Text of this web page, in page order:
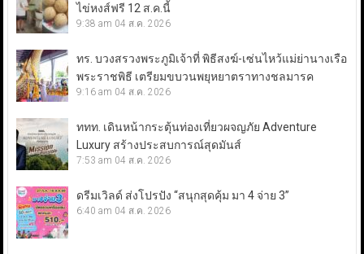
ไข่หงส์ฟรี 12 ส.ค.นี้
9:38 am 04 ส.ค. 2026
ทร. บวงสรวงพระภูมิเจ้าที่ พิธีสงฆ์-เซ่นไหว้แม่ย่านางเรือ
พระราชพิธี เตรียมขบวนพยุหยาตราทางชลมารค
9:16 am 04 ส.ค. 2026
ททท. เดินหน้ากระตุ้นท่องเที่ยวผจญภัย Adventure
Luxury สร้างประสบการณ์สุดมันส์
7:53 am 04 ส.ค. 2026
ดรีมเวิลด์ ส่งโปรปัง “สนุกสุดคุ้ม มา 4 จ่าย 3”
6:40 am 04 ส.ค. 2026